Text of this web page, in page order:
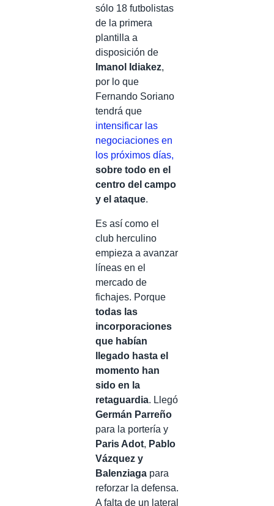
sólo 18 futbolistas
de la primera
plantilla a
disposición de
Imanol Idiakez,
por lo que
Fernando Soriano
tendrá que
intensificar las
negociaciones en
los próximos días,
sobre todo en el
centro del campo
y el ataque.
Es así como el
club herculino
empieza a avanzar
líneas en el
mercado de
fichajes. Porque
todas las
incorporaciones
que habían
llegado hasta el
momento han
sido en la
retaguardia. Llegó
Germán Parreño
para la portería y
Paris Adot, Pablo
Vázquez y
Balenziaga para
reforzar la defensa.
A falta de un lateral